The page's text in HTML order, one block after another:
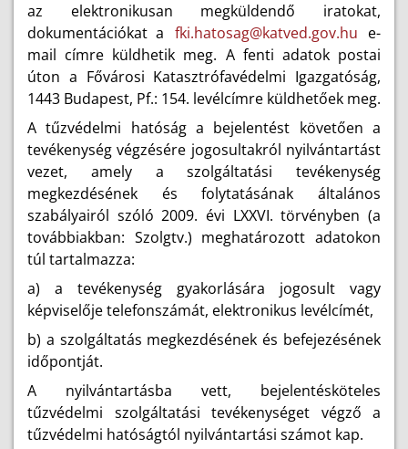
az elektronikusan megküldendő iratokat,
dokumentációkat a fki.hatosag@katved.gov.hu e-
mail címre küldhetik meg. A fenti adatok postai
úton a Fővárosi Katasztrófavédelmi Igazgatóság,
1443 Budapest, Pf.: 154. levélcímre küldhetőek meg.
A tűzvédelmi hatóság a bejelentést követően a
tevékenység végzésére jogosultakról nyilvántartást
vezet, amely a szolgáltatási tevékenység
megkezdésének és folytatásának általános
szabályairól szóló 2009. évi LXXVI. törvényben (a
továbbiakban: Szolgtv.) meghatározott adatokon
túl tartalmazza:
a) a tevékenység gyakorlására jogosult vagy
képviselője telefonszámát, elektronikus levélcímét,
b) a szolgáltatás megkezdésének és befejezésének
időpontját.
A nyilvántartásba vett, bejelentésköteles
tűzvédelmi szolgáltatási tevékenységet végző a
tűzvédelmi hatóságtól nyilvántartási számot kap.